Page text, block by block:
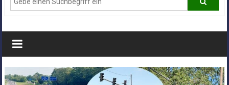
Deiner
Stadt
Monheim